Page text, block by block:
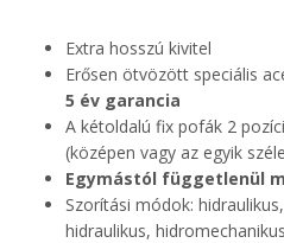
Extra hosszú kivitel
Erősen ötvözött speciális
5 év garancia
A kétoldalú fix pofák 2
(középen vagy az egyik
Egymástól függetlenül
Szorítási módok:
hidraulikus,